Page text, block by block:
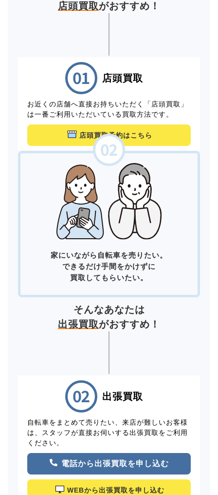
店頭買取がおすすめ！
店頭買取
お近くの店舗へ直接お持ちいただく「店頭買取」
は一番ご利用いただいている買取方法です。
店頭買取予約はこちら
家にいながら自転車を売りたい。
できるだけ手間をかけずに
買取してもらいたい。
そんなあなたは
出張買取がおすすめ！
出張買取
自転車をまとめて売りたい、来店が難しいお客様
は、スタッフが直接お伺いする出張買取をご利用
ください。
電話から出張買取を申し込む
WEBから出張買取を申し込む